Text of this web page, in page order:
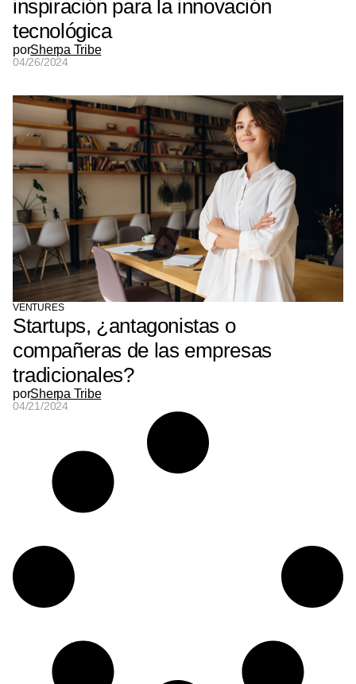
inspiración para la innovación
tecnológica
porSherpa Tribe
04/26/2024
VENTURES
Startups, ¿antagonistas o
compañeras de las empresas
tradicionales?
porSherpa Tribe
04/21/2024